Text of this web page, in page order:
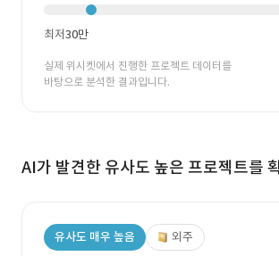
최저30만
실제 위시켓에서 진행한 프로젝트 데이터를
바탕으로 분석한 결과입니다.
AI가 발견한 유사도 높은 프로젝트를
유사도 매우 높음 외주